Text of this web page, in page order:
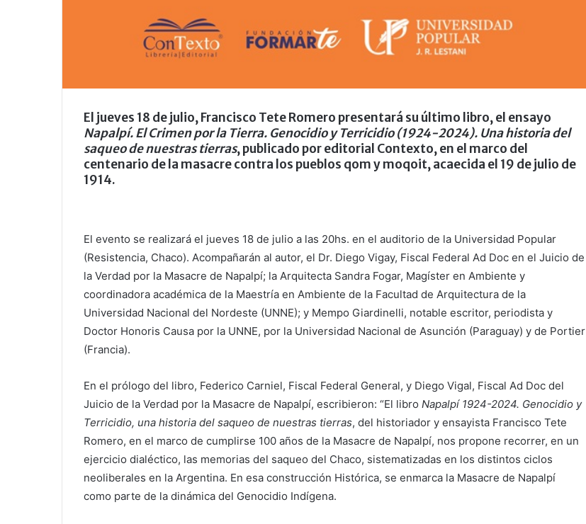
El jueves 18 de julio, Francisco Tete Romero presentará su último libro, el ensayo
Napalpí. El Crimen por la Tierra. Genocidio y Terricidio (1924-2024). Una historia del
saqueo de nuestras tierras, publicado por editorial Contexto, en el marco del
centenario de la masacre contra los pueblos qom y moqoit, acaecida el 19 de julio de
1914.
El evento se realizará el jueves 18 de julio a las 20hs. en el auditorio de la Universidad Popular
(Resistencia, Chaco). Acompañarán al autor, el Dr. Diego Vigay, Fiscal Federal Ad Doc en el Juicio de
la Verdad por la Masacre de Napalpí; la Arquitecta Sandra Fogar, Magíster en Ambiente y
coordinadora académica de la Maestría en Ambiente de la Facultad de Arquitectura de la
Universidad Nacional del Nordeste (UNNE); y Mempo Giardinelli, notable escritor, periodista y
Doctor Honoris Causa por la UNNE, por la Universidad Nacional de Asunción (Paraguay) y de Portier
(Francia).
En el prólogo del libro, Federico Carniel, Fiscal Federal General, y Diego Vigal, Fiscal Ad Doc del
Juicio de la Verdad por la Masacre de Napalpí, escribieron: “El libro Napalpí 1924-2024. Genocidio y
Terricidio, una historia del saqueo de nuestras tierras, del historiador y ensayista Francisco Tete
Romero, en el marco de cumplirse 100 años de la Masacre de Napalpí, nos propone recorrer, en un
ejercicio dialéctico, las memorias del saqueo del Chaco, sistematizadas en los distintos ciclos
neoliberales en la Argentina. En esa construcción Histórica, se enmarca la Masacre de Napalpí
como parte de la dinámica del Genocidio Indígena.